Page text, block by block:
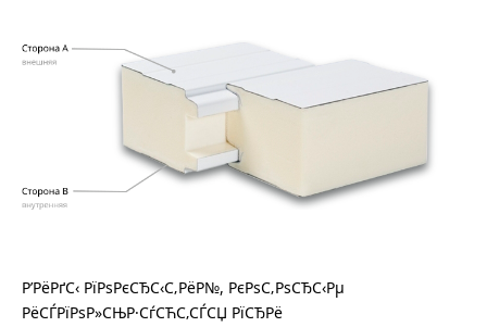
Р’РёРґС‹ РїРѕРєСЂС‹С‚РёР№, РєРѕС‚РѕСЂС‹Рµ
РёСЃРїРѕР»СЊР·СѓСЋС‚СЃСЏ РїСЂРё